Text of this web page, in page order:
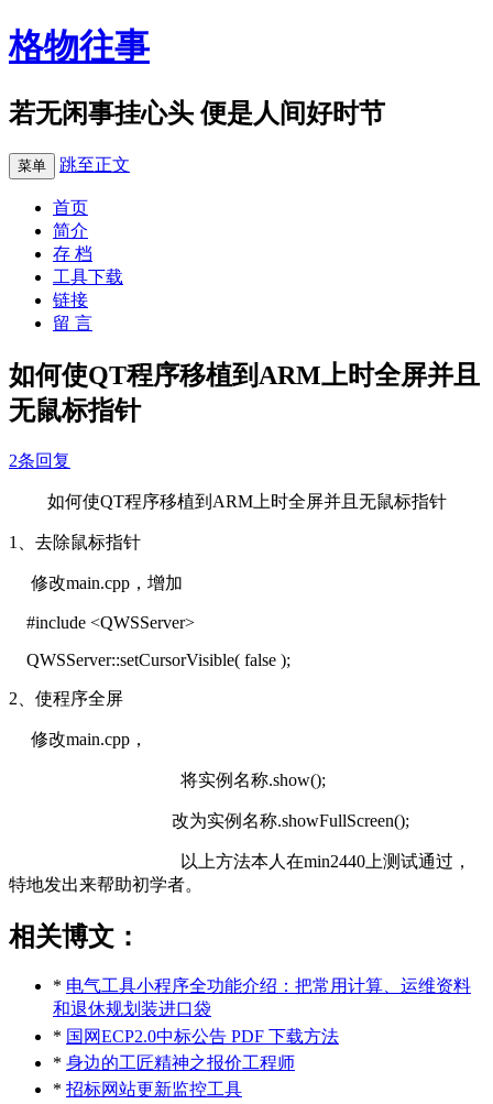
格物往事
若无闲事挂心头 便是人间好时节
菜单 跳至正文
首页
简介
存 档
工具下载
链接
留 言
如何使QT程序移植到ARM上时全屏并且
无鼠标指针
2条回复
如何使QT程序移植到ARM上时全屏并且无鼠标指针
1、去除鼠标指针
修改main.cpp，增加
#include <QWSServer>
QWSServer::setCursorVisible( false );
2、使程序全屏
修改main.cpp，
将实例名称.show();
改为实例名称.showFullScreen();
以上方法本人在min2440上测试通过，
特地发出来帮助初学者。
相关博文：
* 电气工具小程序全功能介绍：把常用计算、运维资料
和退休规划装进口袋
* 国网ECP2.0中标公告 PDF 下载方法
* 身边的工匠精神之报价工程师
* 招标网站更新监控工具